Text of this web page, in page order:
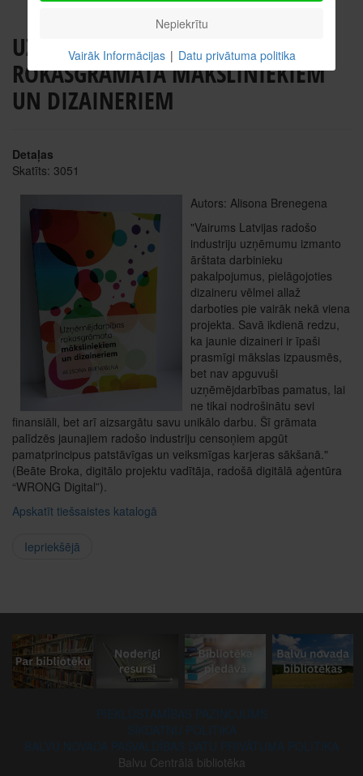
UZŅĒMĒJDARBĪBAS
ROKASGRĀMATA MĀKSLINIEKIEM
UN DIZAINERIEM
Detaļas
Skatīts: 3051
Autors: Alisona Brenegena
"Vairums Latvijas radošo
industriju uzņēmumu izmanto
ārštata darbinieku
pakalpojumus, pielāgojoties
dizaineru vēlmei allaž
darboties pie vairāk nekā viena
projekta. Savā ikdienā redzu,
ka jaunie dizaineri ir īpaši
prasmīgi mākslas izpausmēs,
bet nav apguvuši
uzņēmējdarbības pamatus, lai
ne tikai nodrošinātu sevi
finansiāli, bet arī aizsargātu savu unikālo darbu. Šī grāmata
palīdzēs jaunajiem radošo industriju censoņiem apgūt
pamatprincipus patstāvīgas un veiksmīgas karjeras sākšanā."
(Beāte Broka, digitālo projektu vadītāja, radošā digitālā aģentūra
“WRONG Digital”).
Apskatīt tiešsaistes katalogā
Iepriekšējā
Balvu Centrālā bibliotēka
Nepiekrītu
Vairāk Informācijas | Datu privātuma politika